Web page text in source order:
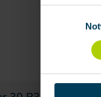
in
Daten